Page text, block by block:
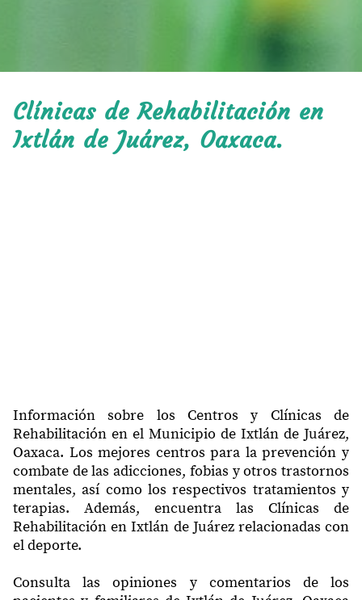
Clínicas de Rehabilitación en
Ixtlán de Juárez, Oaxaca.
Información sobre los Centros y Clínicas de
Rehabilitación en el Municipio de Ixtlán de Juárez,
Oaxaca. Los mejores centros para la prevención y
combate de las adicciones, fobias y otros trastornos
mentales, así como los respectivos tratamientos y
terapias. Además, encuentra las Clínicas de
Rehabilitación en Ixtlán de Juárez relacionadas con
el deporte.
Consulta las opiniones y comentarios de los